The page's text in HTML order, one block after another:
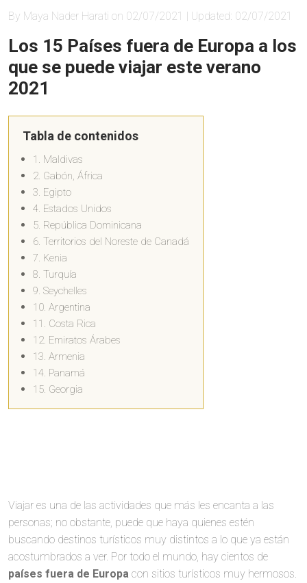
By Maya Nader Harati on 02/07/2021 | Updated: 02/07/2021
Los 15 Países fuera de Europa a los
que se puede viajar este verano
2021
Tabla de contenidos
1. Maldivas
2. Gabón, África
3. Egipto
4. Estados Unidos
5. República Dominicana
6. Territorios del Noreste de Canadá
7. Kenia
8. Turquía
9. Seychelles
10. Argentina
11. Costa Rica
12. Emiratos Árabes
13. Armenia
14. Panamá
15. Georgia
Viajar es una de las actividades que más les encanta a las
personas; no obstante, puede que haya quienes estén
buscando destinos turísticos muy distintos a lo que ya están
acostumbrados a ver. Por todo el mundo, hay cientos de
países fuera de Europa con sitios turísticos muy hermosos.